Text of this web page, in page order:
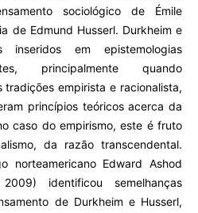
sociológico de Émile
de Edmund Husserl. Durkheim e
inseridos em epistemologias
principalmente quando
empirista e racionalista,
princípios teóricos acerca da
caso do empirismo, este é fruto
da razão transcendental.
norteamericano Edward Ashod
identificou semelhanças
de Durkheim e Husserl,